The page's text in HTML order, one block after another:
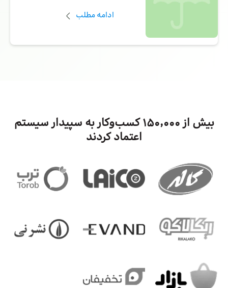
ادامه مطلب
بیش از ۱۵۰٬۰۰۰ کسب‌وکار به سپیدار سیستم
اعتماد کردند